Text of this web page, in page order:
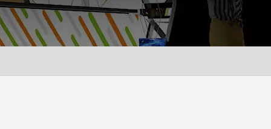
Português
Español
English